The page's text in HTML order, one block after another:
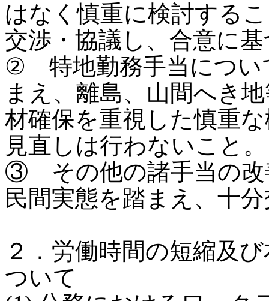
はなく慎重に検討する
交渉・協議し、合意に
② 特地勤務手当につい
まえ、離島、山間へき
材確保を重視した慎重
見直しは行わないこと。
③ その他の諸手当の改
民間実態を踏まえ、十
２．労働時間の短縮及
ついて